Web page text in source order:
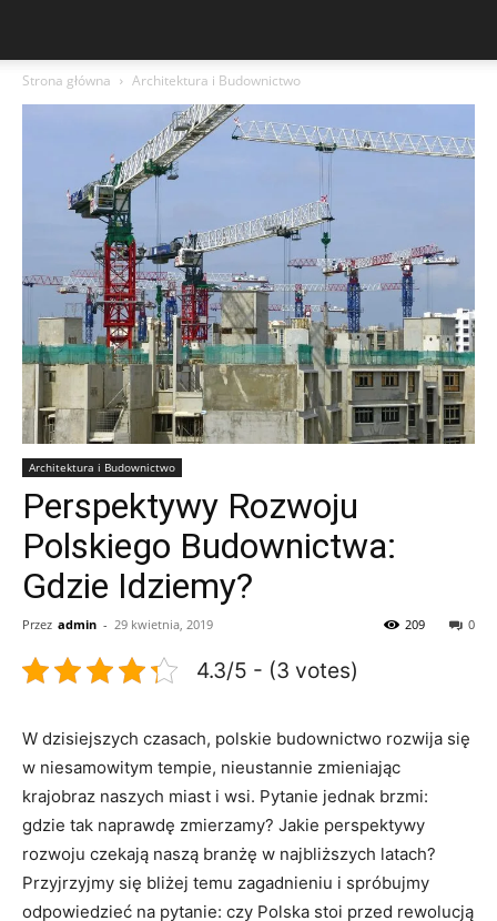
Strona główna Architektura i Budownictwo
Architektura i Budownictwo
Perspektywy Rozwoju
Polskiego Budownictwa:
Gdzie Idziemy?
Przez admin - 29 kwietnia, 2019 0
209
4.3/5 - (3 votes)
W‌ dzisiejszych ‌czasach,⁣ polskie‌ budownictwo rozwija się
‍w niesamowitym tempie, nieustannie zmieniając
krajobraz naszych miast i wsi. Pytanie jednak brzmi:
gdzie tak naprawdę zmierzamy? Jakie perspektywy
rozwoju czekają naszą branżę w najbliższych latach?
Przyjrzyjmy się bliżej ‍temu zagadnieniu i spróbujmy
odpowiedzieć na pytanie: czy Polska stoi przed rewolucją